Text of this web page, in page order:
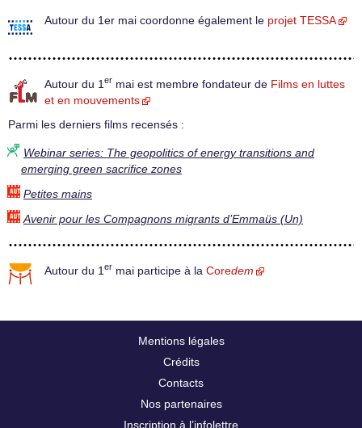
Autour du 1er mai coordonne également le projet TESSA
Autour du 1 er mai est membre fondateur de Films en luttes
et en mouvements
Parmi les derniers films recensés :
Webinar series: The geopolitics of energy transitions and
emerging green sacrifice zones
Petites mains
Avenir pour les Compagnons migrants d’Emmaüs (Un)
Autour du 1 er mai participe à la Coredem
Mentions légales
Crédits
Contacts
Nos partenaires
Inscription à l’infolettre